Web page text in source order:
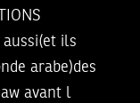
aussi(et ils
arabe)des
avant l